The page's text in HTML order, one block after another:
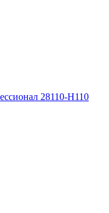
28110-H110